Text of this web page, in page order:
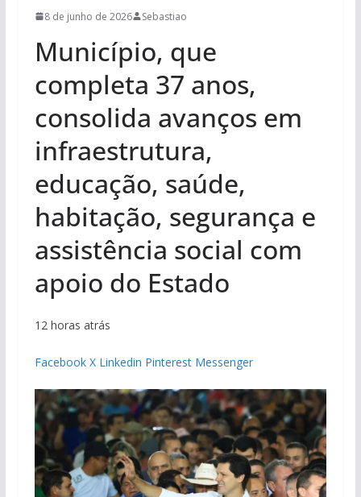
8 de junho de 2026 Sebastiao
Município, que
completa 37 anos,
consolida avanços em
infraestrutura,
educação, saúde,
habitação, segurança e
assistência social com
apoio do Estado
12 horas atrás
Facebook X Linkedin Pinterest Messenger